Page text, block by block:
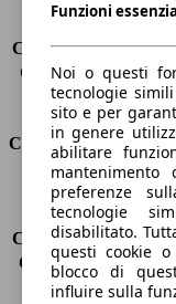
Capacità di traino
Capacità di traino
Volume del
Consumi
Emissioni di CO2*
Consumo (urbano)
Consumo (extra-
Consumo
Classe di emissione
Funzioni
Noi o questi
tecnologie
sito e per
in genere
abilitare
preferenze
tecnologie
disabilitato.
questi cookie
blocco di
influire sulla